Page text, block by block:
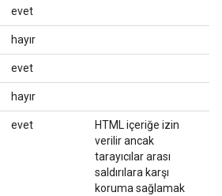
evet
hayır
evet
hayır
evet
HTML içeriğe izin
verilir ancak
tarayıcılar arası
saldırılara karşı
koruma sağlamak